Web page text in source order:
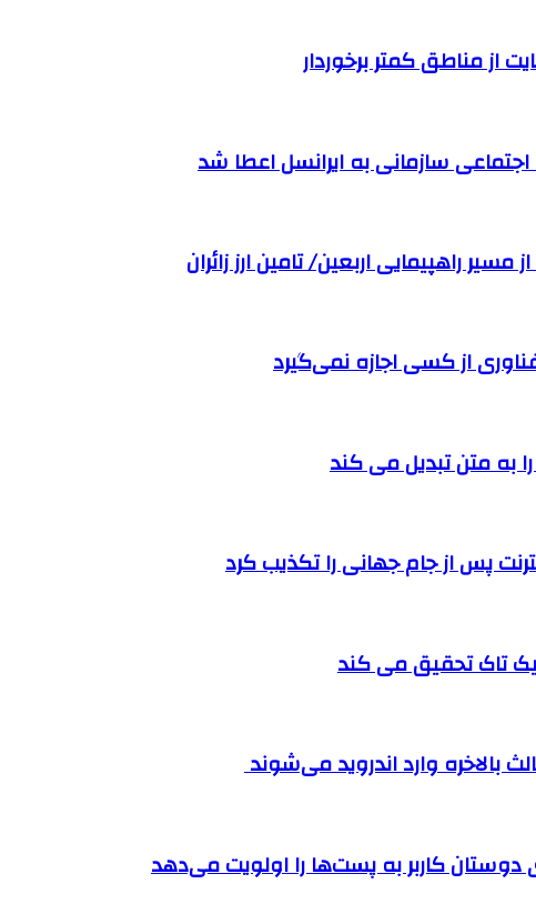
از مناطق کمتر برخوردار
سازمانی به ایرانسل اعطا شد
از کسی اجازه نمی‌گیرد
به متن تبدیل می کند
پس از جام جهانی را تکذیب کرد
تاک تحقیق می کند
بالاخره وارد اندروید می‌شوند
کاربر به پست‌ها را اولویت می‌دهد